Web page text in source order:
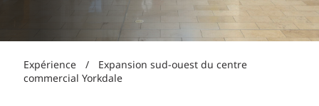
Expérience /
Expansion sud-ouest du centre
commercial Yorkdale